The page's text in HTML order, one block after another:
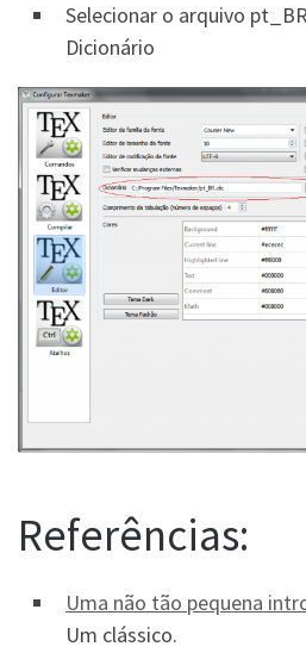
Selecionar o arquivo
Dicionário
Referências:
Uma não tão pequena
Um clássico.